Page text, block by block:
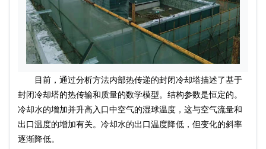
目前，通过分析方法内部热传递的封闭冷却塔描述了基于
封闭冷却塔的热传输和质量的数学模型。结构参数是恒定的。
冷却水的增加并升高入口中空气的湿球温度，这与空气流量和
出口温度的增加有关。冷却水的出口温度降低，但变化的斜率
逐渐降低。